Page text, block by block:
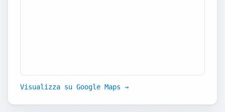
Visualizza su Google Maps →